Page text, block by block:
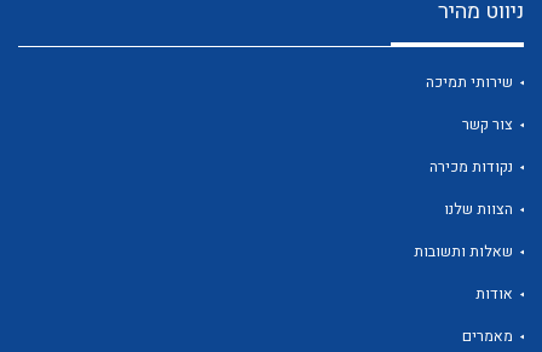
לכל מוצרי היצרן
לכל מוצרי היצרן
ניווט מהיר
שירותי תמיכה
צור קשר
נקודות מכירה
הצוות שלנו
שאלות ותשובות
אודות
מאמרים